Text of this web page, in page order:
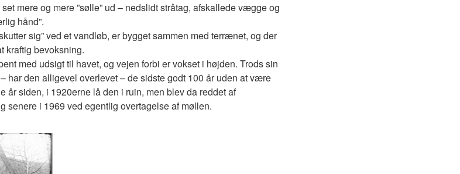
mere og mere ”sølle” ud – nedslidt stråtag, afskallede vægge og
hånd”.
sig” ved et vandløb, er bygget sammen med terrænet, og der
kraftig bevoksning.
med udsigt til havet, og vejen forbi er vokset i højden. Trods sin
har den alligevel overlevet – de sidste godt 100 år uden at være
siden, i 1920erne lå den i ruin, men blev da reddet af
senere i 1969 ved egentlig overtagelse af møllen.